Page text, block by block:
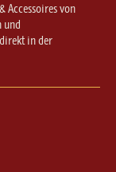
Accessoires von
und
in der